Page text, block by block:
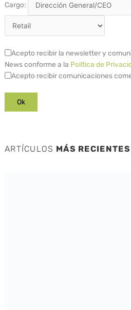
Cargo:
Acepto recibir la newsletter y
News conforme a la Política de
Acepto recibir comunicaciones
ARTÍCULOS MÁS RECIENTES